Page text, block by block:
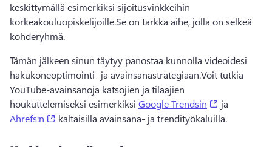
keskittymällä esimerkiksi sijoitusvinkkeihin
korkeakouluopiskelijoille.Se on tarkka aihe, jolla on selkeä
kohderyhmä.
Tämän jälkeen sinun täytyy panostaa kunnolla videoidesi
hakukoneoptimointi- ja avainsanastrategiaan.Voit tutkia
YouTube-avainsanoja katsojien ja tilaajien
houkuttelemiseksi esimerkiksi Google Trendsin (opens in a
ja
Ahrefs:n
(opens in a new tab)
kaltaisilla avainsana- ja trendityökaluilla.